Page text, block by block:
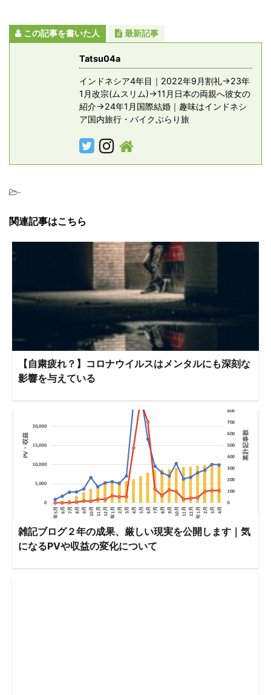
この記事を書いた人 最新記事
Tatsu04a
インドネシア4年目｜2022年9月割礼→23年
1月改宗(ムスリム)→11月日本の両親へ彼女の
紹介→24年1月国際結婚｜趣味はインドネシ
ア国内旅行・バイクぶらり旅
-
関連記事はこちら
【自粛疲れ？】コロナウイルスはメンタルにも深刻な
影響を与えている
雑記ブログ２年の成果、厳しい現実を公開します｜気
になるPVや収益の変化について